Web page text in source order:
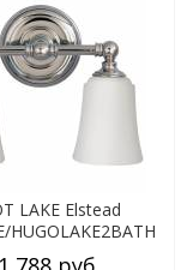
LAKE Elstead
HUGOLAKE2BATH